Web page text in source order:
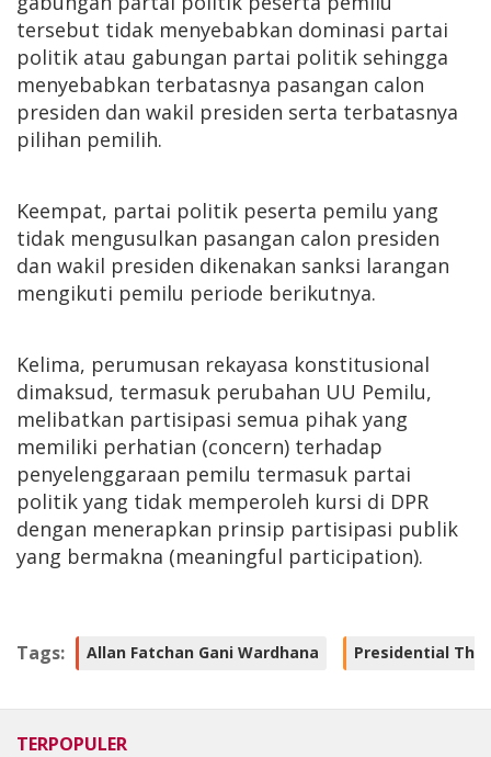
tersebut tidak menyebabkan dominasi partai
politik atau gabungan partai politik sehingga
menyebabkan terbatasnya pasangan calon
presiden dan wakil presiden serta terbatasnya
pilihan pemilih.
Keempat, partai politik peserta pemilu yang
tidak mengusulkan pasangan calon presiden
dan wakil presiden dikenakan sanksi larangan
mengikuti pemilu periode berikutnya.
Kelima, perumusan rekayasa konstitusional
dimaksud, termasuk perubahan UU Pemilu,
melibatkan partisipasi semua pihak yang
memiliki perhatian (concern) terhadap
penyelenggaraan pemilu termasuk partai
politik yang tidak memperoleh kursi di DPR
dengan menerapkan prinsip partisipasi publik
yang bermakna (meaningful participation).
Tags: Allan Fatchan Gani Wardhana Presidential
TERPOPULER